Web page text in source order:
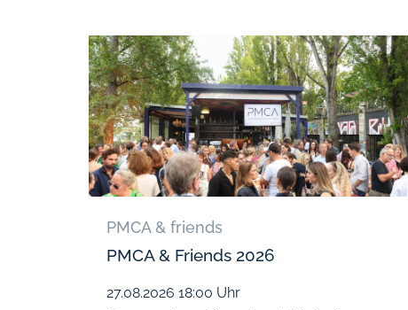
PMCA & friends
PMCA & Friends 2026
27.08.2026 18:00 Uhr